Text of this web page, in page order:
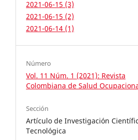
2021-06-15 (3)
2021-06-15 (2)
2021-06-14 (1)
Número
Vol. 11 Núm. 1 (2021): Revista
Colombiana de Salud
Sección
Artículo de Investigación
Tecnológica